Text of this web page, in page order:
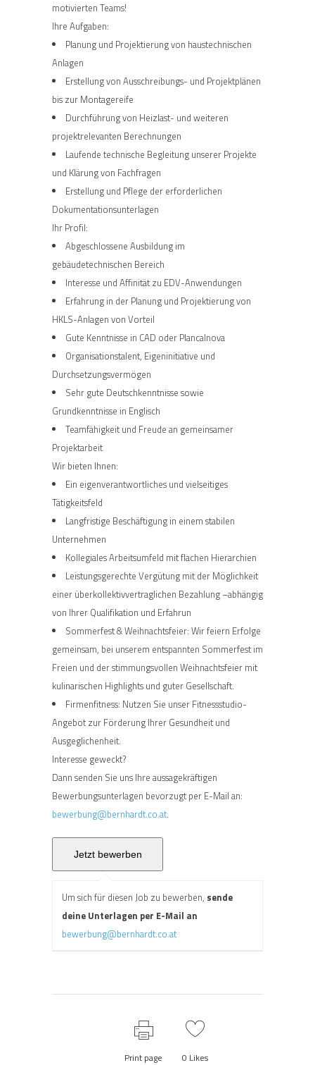
motivierten Teams!
Ihre Aufgaben:
Planung und Projektierung von haustechnischen
Anlagen
Erstellung von Ausschreibungs- und Projektplänen
bis zur Montagereife
Durchführung von Heizlast- und weiteren
projektrelevanten Berechnungen
Laufende technische Begleitung unserer Projekte
und Klärung von Fachfragen
Erstellung und Pflege der erforderlichen
Dokumentationsunterlagen
Ihr Profil:
Abgeschlossene Ausbildung im
gebäudetechnischen Bereich
Interesse und Affinität zu EDV-Anwendungen
Erfahrung in der Planung und Projektierung von
HKLS-Anlagen von Vorteil
Gute Kenntnisse in CAD oder Plancalnova
Organisationstalent, Eigeninitiative und
Durchsetzungsvermögen
Sehr gute Deutschkenntnisse sowie
Grundkenntnisse in Englisch
Teamfähigkeit und Freude an gemeinsamer
Projektarbeit
Wir bieten Ihnen:
Ein eigenverantwortliches und vielseitiges
Tätigkeitsfeld
Langfristige Beschäftigung in einem stabilen
Unternehmen
Kollegiales Arbeitsumfeld mit flachen Hierarchien
Leistungsgerechte Vergütung mit der Möglichkeit
einer überkollektivvertraglichen Bezahlung –abhängig
von Ihrer Qualifikation und Erfahrun
Sommerfest & Weihnachtsfeier: Wir feiern Erfolge
gemeinsam, bei unserem entspannten Sommerfest im
Freien und der stimmungsvollen Weihnachtsfeier mit
kulinarischen Highlights und guter Gesellschaft.
Firmenfitness: Nutzen Sie unser Fitnessstudio-
Angebot zur Förderung Ihrer Gesundheit und
Ausgeglichenheit.
Interesse geweckt?
Dann senden Sie uns Ihre aussagekräftigen
Bewerbungsunterlagen bevorzugt per E-Mail an:
bewerbung@bernhardt.co.at.
Um sich für diesen Job zu bewerben, sende
deine Unterlagen per E-Mail an
bewerbung@bernhardt.co.at
Print page 0 Likes